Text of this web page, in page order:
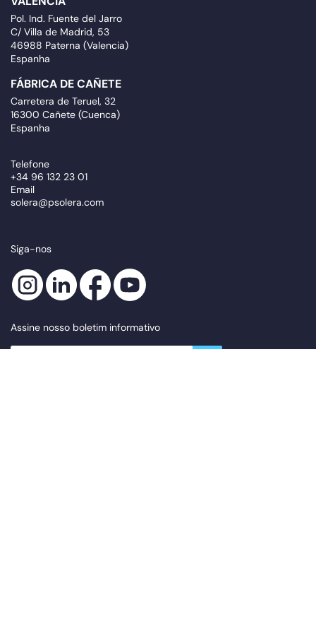
Pol. Ind. Fuente del Jarro
C/ Villa de Madrid, 53
46988 Paterna (Valencia)
Espanha
FÁBRICA DE CAÑETE
Carretera de Teruel, 32
16300 Cañete (Cuenca)
Espanha
Telefone
+34 96 132 23 01
Email
solera@psolera.com
Siga-nos
Assine nosso boletim informativo
newsletter.suscribe